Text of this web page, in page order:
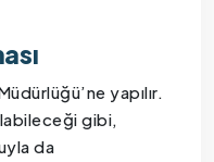
yapılır.
gibi,
da